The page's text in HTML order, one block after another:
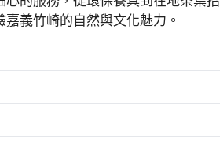
義竹崎的自然與文化魅力。